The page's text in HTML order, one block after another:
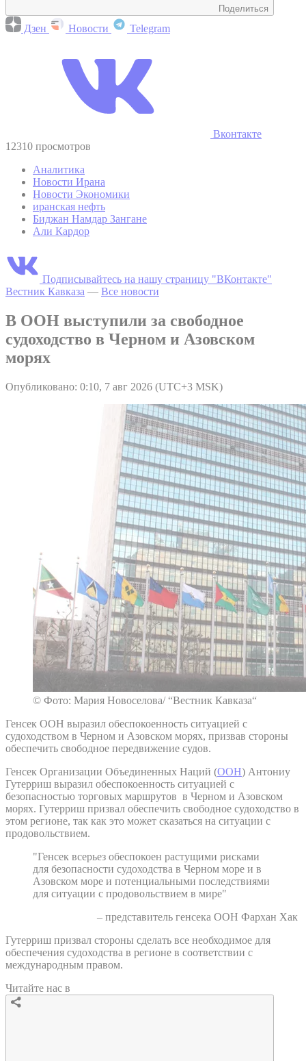
Поделиться
Дзен Новости Telegram
Вконтакте
12310 просмотров
Аналитика
Новости Ирана
Новости Экономики
иранская нефть
Биджан Намдар Зангане
Али Кардор
Подписывайтесь на нашу страницу "ВКонтакте"
Вестник Кавказа — Все новости
В ООН выступили за свободное
судоходство в Черном и Азовском
морях
Опубликовано: 0:10, 7 авг 2026 (UTC+3 MSK)
© Фото: Мария Новоселова/ “Вестник Кавказа“
Генсек ООН выразил обеспокоенность ситуацией с
судоходством в Черном и Азовском морях, призвав стороны
обеспечить свободное передвижение судов.
Генсек Организации Объединенных Наций (ООН) Антониу
Гутерриш выразил обеспокоенность ситуацией с
безопасностью торговых маршрутов в Черном и Азовском
морях. Гутерриш призвал обеспечить свободное судоходство в
этом регионе, так как это может сказаться на ситуации с
продовольствием.
"Генсек всерьез обеспокоен растущими рисками
для безопасности судоходства в Черном море и в
Азовском море и потенциальными последствиями
для ситуации с продовольствием в мире"
– представитель генсека ООН Фархан Хак
Гутерриш призвал стороны сделать все необходимое для
обеспечения судоходства в регионе в соответствии с
международным правом.
Читайте нас в